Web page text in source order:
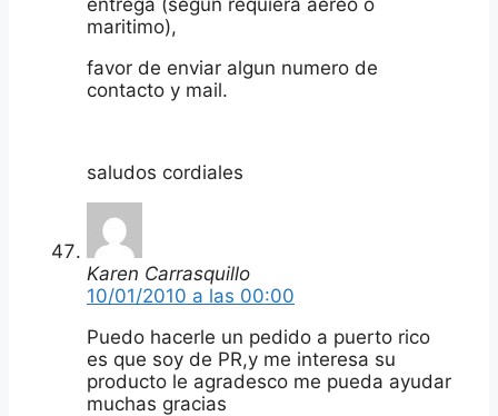
maritimo),
favor de enviar algun numero de
contacto y mail.
saludos cordiales
Karen Carrasquillo
10/01/2010 a las 00:00
Puedo hacerle un pedido a puerto rico
es que soy de PR,y me interesa su
producto le agradesco me pueda ayudar
muchas gracias